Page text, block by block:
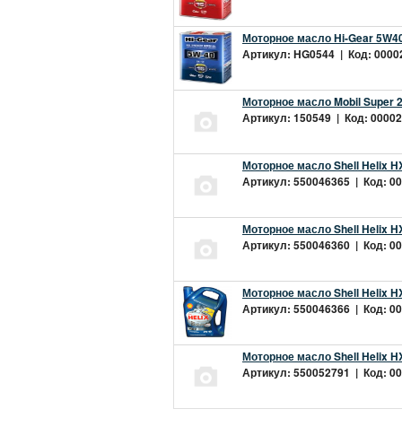
Моторное масло Hi-Gear
Артикул: HG0544 | Код:
Моторное масло Mobil Super
Артикул: 150549 | Код:
Моторное масло Shell Helix
Артикул: 550046365 | Код:
Моторное масло Shell Helix
Артикул: 550046360 | Код:
Моторное масло Shell Helix
Артикул: 550046366 | Код:
Моторное масло Shell Helix
Артикул: 550052791 | Код: